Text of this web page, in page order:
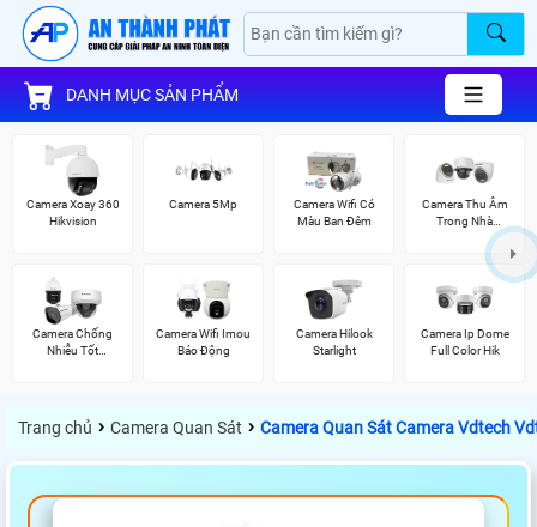
DANH MỤC SẢN PHẨM
Camera Xoay 360
Hikvision
Camera 5Mp
Camera Wifi Có
Màu Ban Đêm
Camera Thu Âm
Trong Nhà
Camera Chống
Nhiễu Tốt
Camera Wifi Imou
Báo Động
Camera Hilook
Starlight
Camera Ip Dome
Full Color Hik
Trang chủ › Camera Quan Sát › Camera Quan Sát Camera Vdtech